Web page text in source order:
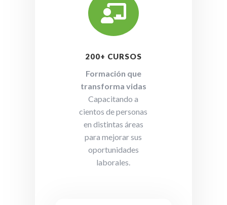

200+ CURSOS
Formación que
transforma vidas
Capacitando a
cientos de personas
en distintas áreas
para mejorar sus
oportunidades
laborales.